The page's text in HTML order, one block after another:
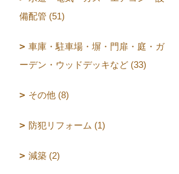
備配管 (51)
車庫・駐車場・塀・門扉・庭・ガ
ーデン・ウッドデッキなど (33)
その他 (8)
防犯リフォーム (1)
減築 (2)